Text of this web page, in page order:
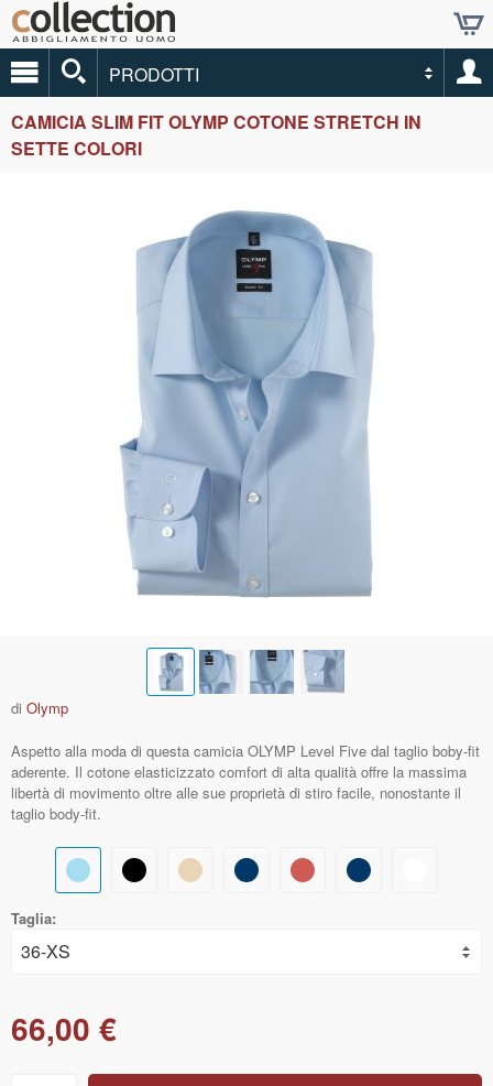
PRODOTTI
CAMICIA SLIM FIT OLYMP COTONE STRETCH IN
SETTE COLORI
di Olymp
Aspetto alla moda di questa camicia OLYMP Level Five dal taglio boby-fit
aderente. Il cotone elasticizzato comfort di alta qualità offre la massima
libertà di movimento oltre alle sue proprietà di stiro facile, nonostante il
taglio body-fit.
Taglia:
66,00 €